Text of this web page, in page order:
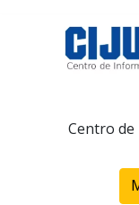
Centro de